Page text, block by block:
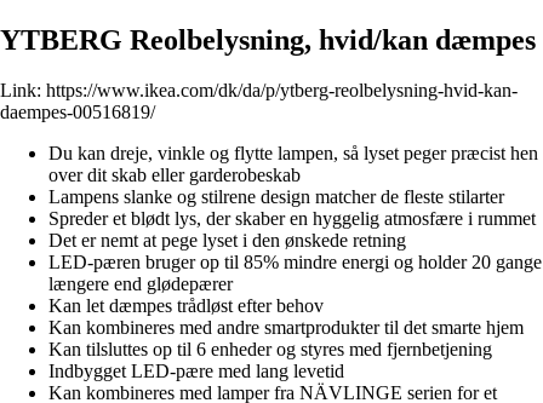
YTBERG Reolbelysning, hvid/kan dæmpes
Link: https://www.ikea.com/dk/da/p/ytberg-reolbelysning-hvid-kan-
daempes-00516819/
Du kan dreje, vinkle og flytte lampen, så lyset peger præcist hen
over dit skab eller garderobeskab
Lampens slanke og stilrene design matcher de fleste stilarter
Spreder et blødt lys, der skaber en hyggelig atmosfære i rummet
Det er nemt at pege lyset i den ønskede retning
LED-pæren bruger op til 85% mindre energi og holder 20 gange
længere end glødepærer
Kan let dæmpes trådløst efter behov
Kan kombineres med andre smartprodukter til det smarte hjem
Kan tilsluttes op til 6 enheder og styres med fjernbetjening
Indbygget LED-pære med lang levetid
Kan kombineres med lamper fra NÄVLINGE serien for et